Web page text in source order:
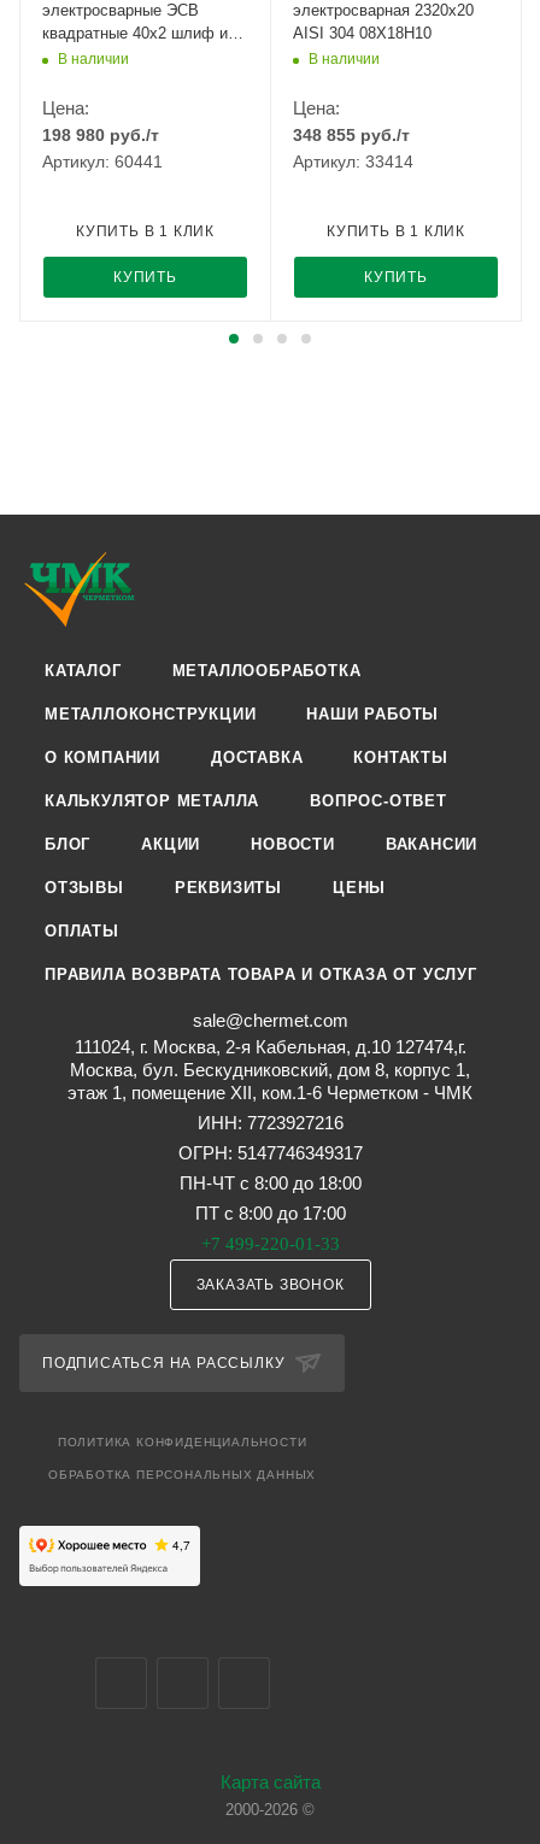
электросварные ЭСВ
квадратные 40х2 шлиф имп
ASTM A554, длина 6 м,
В наличии
Цена:
198 980 руб./т
Артикул: 60441
КУПИТЬ
КУПИТЬ В 1 КЛИК
электросварная 2320х20
AISI 304 08Х18Н10
В наличии
Цена:
348 855 руб./т
Артикул: 33414
КУПИТЬ
КУПИТЬ В 1 КЛИК
КАТАЛОГ МЕТАЛЛООБРАБОТКА
МЕТАЛЛОКОНСТРУКЦИИ НАШИ РАБОТЫ
О КОМПАНИИ ДОСТАВКА КОНТАКТЫ
КАЛЬКУЛЯТОР МЕТАЛЛА ВОПРОС-ОТВЕТ
БЛОГ АКЦИИ НОВОСТИ ВАКАНСИИ
ОТЗЫВЫ РЕКВИЗИТЫ ЦЕНЫ
ОПЛАТЫ
ПРАВИЛА ВОЗВРАТА ТОВАРА И ОТКАЗА ОТ УСЛУГ
sale@chermet.com
111024, г. Москва, 2-я Кабельная, д.10 127474,г.
Москва, бул. Бескудниковский, дом 8, корпус 1,
этаж 1, помещение XII, ком.1-6 Черметком - ЧМК
ИНН: 7723927216
ОГРН: 5147746349317
ПН-ЧТ с 8:00 до 18:00
ПТ с 8:00 до 17:00
+7 499-220-01-33
ЗАКАЗАТЬ ЗВОНОК
ПОДПИСАТЬСЯ НА РАССЫЛКУ
ПОЛИТИКА КОНФИДЕНЦИАЛЬНОСТИ
ОБРАБОТКА ПЕРСОНАЛЬНЫХ ДАННЫХ
Карта сайта
2000-2026 ©